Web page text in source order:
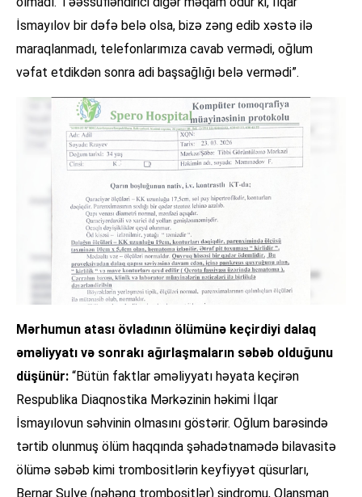
İsmayılov bir dəfə belə olsa, bizə zəng edib xəstə ilə
maraqlanmadı, telefonlarımıza cavab vermədi, oğlum
vəfat etdikdən sonra adi başsağlığı belə vermədi”.
Mərhumun atası övladının ölümünə keçirdiyi dalaq
əməliyyatı və sonrakı ağırlaşmaların səbəb olduğunu
düşünür: “Bütün faktlar əməliyyatı həyata keçirən
Respublika Diaqnostika Mərkəzinin həkimi İlqar
İsmayılovun səhvinin olmasını göstərir. Oğlum barəsində
tərtib olunmuş ölüm haqqında şəhadətnamədə bilavasitə
ölümə səbəb kimi trombositlərin keyfiyyət qüsurları,
Bernar Sulye (nəhəng trombositlər) sindromu, Qlansman